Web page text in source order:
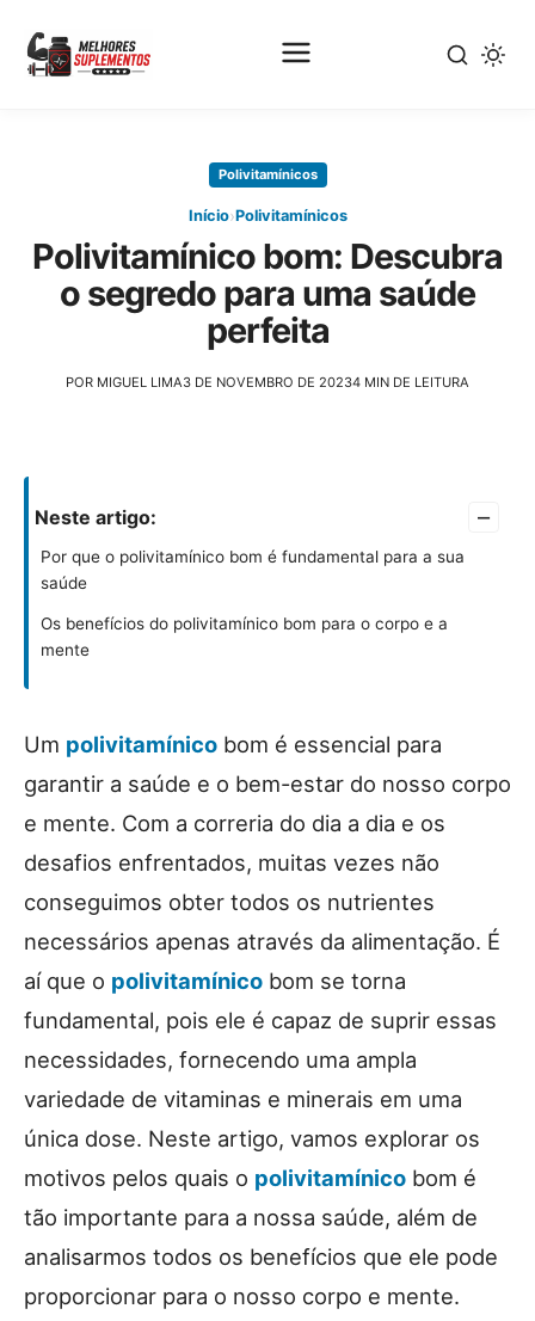
principal
Polivitamínicos
Início›Polivitamínicos
Polivitamínico bom: Descubra
o segredo para uma saúde
perfeita
POR MIGUEL LIMA3 DE NOVEMBRO DE 20234 MIN DE LEITURA
Neste artigo: –
Por que o polivitamínico bom é fundamental para a sua
saúde
Os benefícios do polivitamínico bom para o corpo e a
mente
Um polivitamínico bom é essencial para
garantir a saúde e o bem-estar do nosso corpo
e mente. Com a correria do dia a dia e os
desafios enfrentados, muitas vezes não
conseguimos obter todos os nutrientes
necessários apenas através da alimentação. É
aí que o polivitamínico bom se torna
fundamental, pois ele é capaz de suprir essas
necessidades, fornecendo uma ampla
variedade de vitaminas e minerais em uma
única dose. Neste artigo, vamos explorar os
motivos pelos quais o polivitamínico bom é
tão importante para a nossa saúde, além de
analisarmos todos os benefícios que ele pode
proporcionar para o nosso corpo e mente.